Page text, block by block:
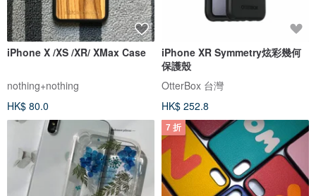
iPhone X /XS /XR/ XMax Case
nothing+nothing
HK$ 80.0
iPhone XR Symmetry炫彩幾何
保護殼
OtterBox 台灣
HK$ 252.8
7 折